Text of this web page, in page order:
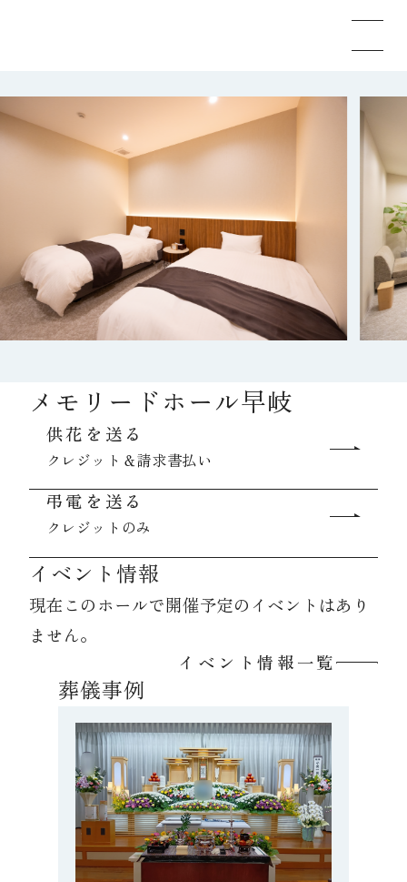
メモリードのお葬式について
葬儀の流れ
事例
施設案内
お知らせ
資料請求
お見積もり
お問合わせ
メモリードホール早岐
供花を送る
クレジット＆請求書払い
弔電を送る
クレジットのみ
イベント情報
現在このホールで開催予定のイベントはあり
ません。
イベント情報一覧
葬儀事例